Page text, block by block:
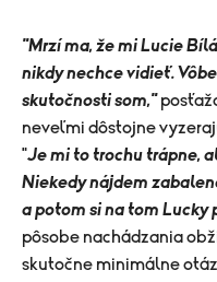
"Mrzí ma, že mi Lucie
nikdy nechce vidieť.
skutočnosti som,"
neveľmi dôstojne
"Je mi totrochu trápne,
Niekedy nájdem
a potom si na tom Lucky
pôsobe nachádzania
skutočne minimálne